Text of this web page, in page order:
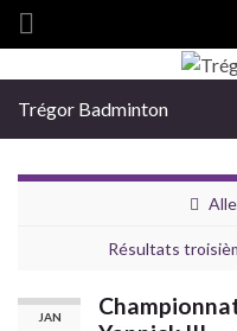
Search for:
Trégor Badminton
Résultats
JAN